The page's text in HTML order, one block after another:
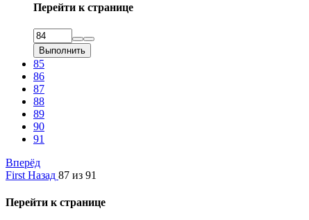
Перейти к странице
Выполнить
85
86
87
88
89
90
91
Вперёд
First Назад 87 из 91
Перейти к странице